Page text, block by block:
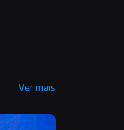
Ver mais